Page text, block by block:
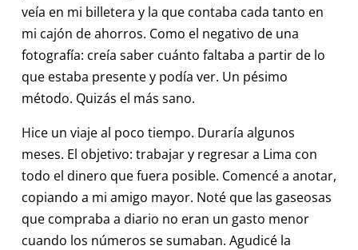
veía en mi billetera y la que contaba cada tanto en
mi cajón de ahorros. Como el negativo de una
fotografía: creía saber cuánto faltaba a partir de lo
que estaba presente y podía ver. Un pésimo
método. Quizás el más sano.
Hice un viaje al poco tiempo. Duraría algunos
meses. El objetivo: trabajar y regresar a Lima con
todo el dinero que fuera posible. Comencé a anotar,
copiando a mi amigo mayor. Noté que las gaseosas
que compraba a diario no eran un gasto menor
cuando los números se sumaban. Agudicé la